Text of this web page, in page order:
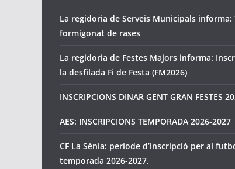
La regidoria de Serveis Municipals
formigonat de rases
La regidoria de Festes Majors informa:
la desfilada Fi de Festa (FM2026)
INSCRIPCIONS DINAR GENT GRAN FESTES
AES: INSCRIPCIONS TEMPORADA 2026-2027
CF La Sénia: període d’inscripció per al
temporada 2026-2027.